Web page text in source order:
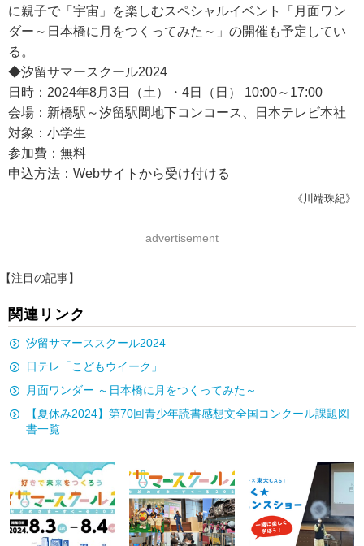
に親子で「宇宙」を楽しむスペシャルイベント「月面ワン
ダー～日本橋に月をつくってみた～」の開催も予定してい
る。
◆汐留サマースクール2024
日時：2024年8月3日（土）・4日（日） 10:00～17:00
会場：新橋駅～汐留駅間地下コンコース、日本テレビ本社
対象：小学生
参加費：無料
申込方法：Webサイトから受け付ける
《川端珠紀》
advertisement
【注目の記事】
関連リンク
汐留サマーススクール2024
日テレ「こどもウイーク」
月面ワンダー ～日本橋に月をつくってみた～
【夏休み2024】第70回青少年読書感想文全国コンクール課題図
書一覧